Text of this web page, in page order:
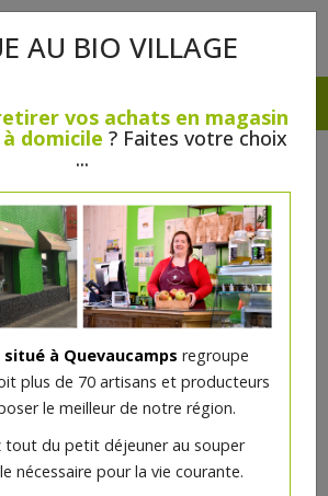
AU BIO VILLAGE
vos achats en magasin
domicile ? Faites votre choix
...
à Quevaucamps regroupe
plus de 70 artisans et producteurs
le meilleur de notre région.
tout du petit déjeuner au souper
nécessaire pour la vie courante.